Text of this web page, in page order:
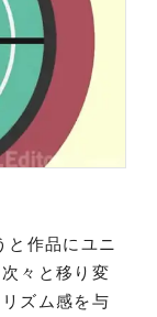
作品にユニ
々と移り変
ズム感を与